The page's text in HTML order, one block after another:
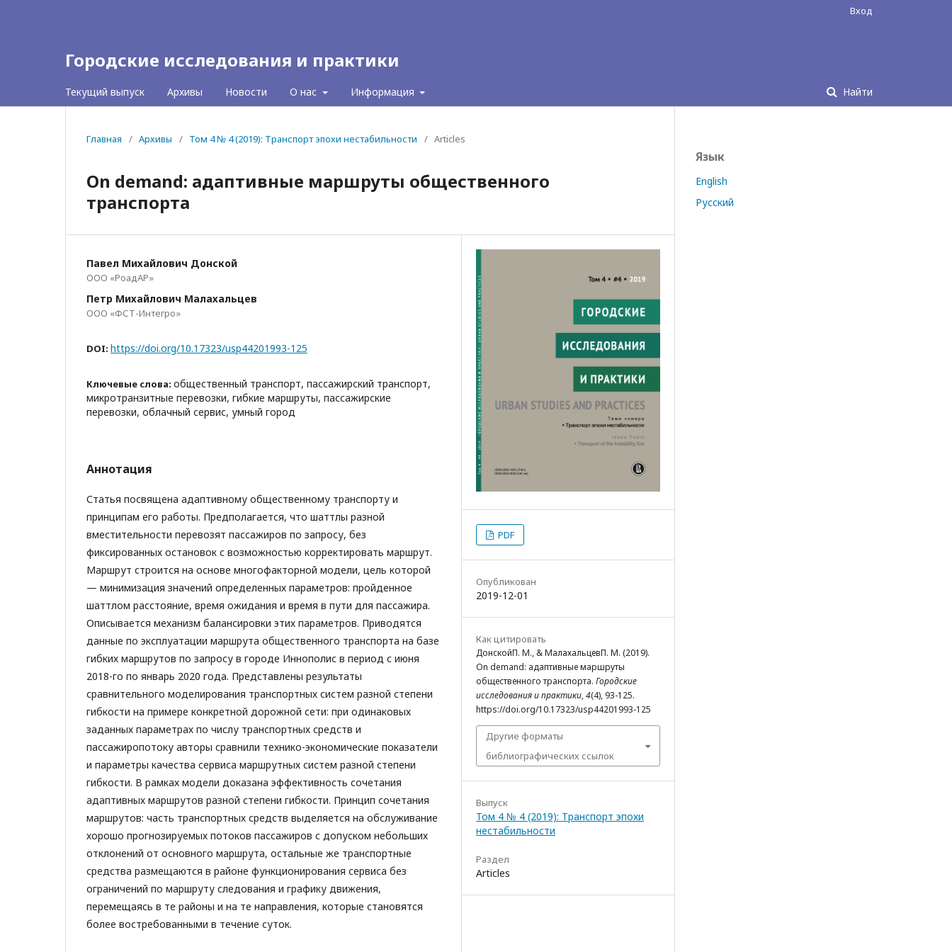
Городские исследования и практики
Текущий выпуск Архивы Новости О нас Информация Найти
Вход
Главная / Архивы / Том 4 № 4 (2019): Транспорт эпохи нестабильности / Articles
On demand: адаптивные маршруты общественного
транспорта
Павел Михайлович Донской
ООО «РоадАР»
Петр Михайлович Малахальцев
ООО «ФСТ-Интегро»
DOI: https://doi.org/10.17323/usp44201993-125
Ключевые слова: общественный транспорт, пассажирский транспорт,
микротранзитные перевозки, гибкие маршруты, пассажирские
перевозки, облачный сервис, умный город
Аннотация
Статья посвящена адаптивному общественному транспорту и
принципам его работы. Предполагается, что шаттлы разной
вместительности перевозят пассажиров по запросу, без
фиксированных остановок с возможностью корректировать маршрут.
Маршрут строится на основе многофакторной модели, цель которой
— минимизация значений определенных параметров: пройденное
шаттлом расстояние, время ожидания и время в пути для пассажира.
Описывается механизм балансировки этих параметров. Приводятся
данные по эксплуатации маршрута общественного транспорта на базе
гибких маршрутов по запросу в городе Иннополис в период с июня
2018-го по январь 2020 года. Представлены результаты
сравнительного моделирования транспортных систем разной степени
гибкости на примере конкретной дорожной сети: при одинаковых
заданных параметрах по числу транспортных средств и
пассажиропотоку авторы сравнили технико-экономические показатели
и параметры качества сервиса маршрутных систем разной степени
гибкости. В рамках модели доказана эффективность сочетания
адаптивных маршрутов разной степени гибкости. Принцип сочетания
маршрутов: часть транспортных средств выделяется на обслуживание
хорошо прогнозируемых потоков пассажиров с допуском небольших
отклонений от основного маршрута, остальные же транспортные
средства размещаются в районе функционирования сервиса без
ограничений по маршруту следования и графику движения,
перемещаясь в те районы и на те направления, которые становятся
более востребованными в течение суток.
PDF
Опубликован
2019-12-01
Как цитировать
ДонскойП. М., & МалахальцевП. М. (2019).
On demand: адаптивные маршруты
общественного транспорта. Городские
исследования и практики,4(4), 93-125.
https://doi.org/10.17323/usp44201993-125
Другие форматы
библиографических ссылок
Выпуск
Том 4 № 4 (2019): Транспорт эпохи
нестабильности
Раздел
Articles
Язык
English
Русский